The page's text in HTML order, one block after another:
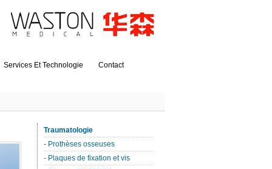
Services Et Technologie Contact
Traumatologie
- Prothèses osseuses
- Plaques de fixation et vis